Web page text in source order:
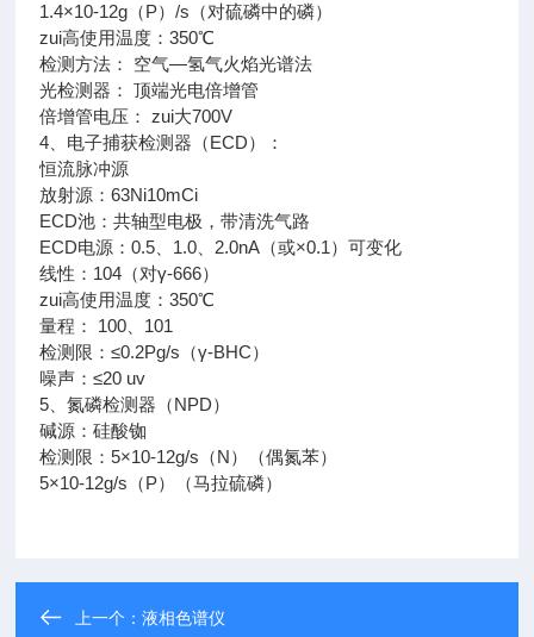
1.4×10-12g（P）/s（对硫磷中的磷）
zui高使用温度：350℃
检测方法： 空气—氢气火焰光谱法
光检测器： 顶端光电倍增管
倍增管电压： zui大700V
4、电子捕获检测器（ECD）：
恒流脉冲源
放射源：63Ni10mCi
ECD池：共轴型电极，带清洗气路
ECD电源：0.5、1.0、2.0nA（或×0.1）可变化
线性：104（对γ-666）
zui高使用温度：350℃
量程： 100、101
检测限：≤0.2Pg/s（γ-BHC）
噪声：≤20 uv
5、氮磷检测器（NPD）
碱源：硅酸铷
检测限：5×10-12g/s（N）（偶氮苯）
5×10-12g/s（P）（马拉硫磷）
上一个：液相色谱仪